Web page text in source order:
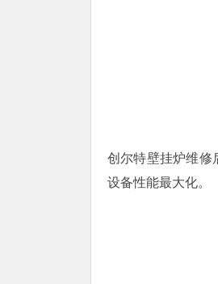
创尔特壁挂炉维修
设备性能最大化。